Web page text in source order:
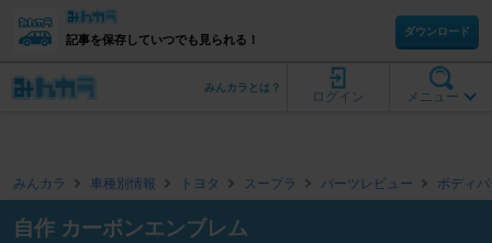
記事を保存していつでも見られる！
ダウンロード
メニュー
ログイン
みんカラとは？
みんカラ 車種別情報 トヨタ スープラ パーツレビュー ボディ
自作 カーボンエンブレム